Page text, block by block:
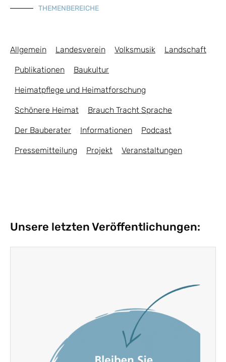
THEMENBEREICHE
Allgemein Landesverein Volksmusik Landschaft
Publikationen Baukultur
Heimatpflege und Heimatforschung
Schönere Heimat Brauch Tracht Sprache
Der Bauberater Informationen Podcast
Pressemitteilung Projekt Veranstaltungen
Unsere letzten Veröffentlichungen: